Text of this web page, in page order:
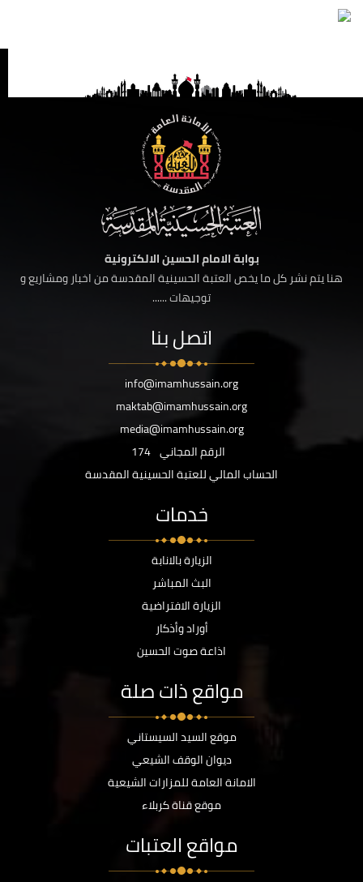
بوابة الامام الحسين الالكترونية
هنا يتم نشر كل ما يخص العتبة الحسينية المقدسة من اخبار ومشاريع و
توجيهات ......
اتصل بنا
info@imamhussain.org
maktab@imamhussain.org
media@imamhussain.org
الرقم المجاني 174
الحساب المالي للعتبة الحسينية المقدسة
خدمات
الزيارة بالانابة
البث المباشر
الزيارة الافتراضية
أوراد وأذكار
اذاعة صوت الحسين
مواقع ذات صلة
موقع السيد السيستاني
ديوان الوقف الشيعي
الامانة العامة للمزارات الشيعية
موقع قناة كربلاء
مواقع العتبات